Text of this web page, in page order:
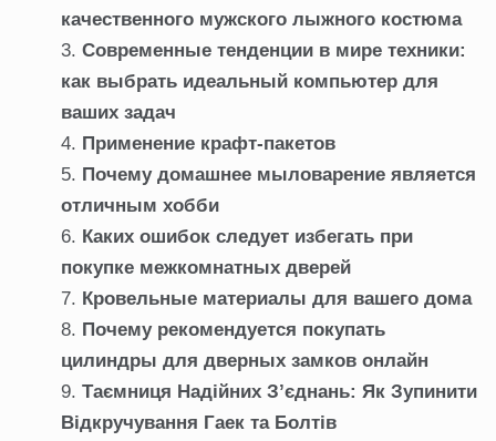
качественного мужского лыжного костюма
Современные тенденции в мире техники:
как выбрать идеальный компьютер для
ваших задач
Применение крафт-пакетов
Почему домашнее мыловарение является
отличным хобби
Каких ошибок следует избегать при
покупке межкомнатных дверей
Кровельные материалы для вашего дома
Почему рекомендуется покупать
цилиндры для дверных замков онлайн
Таємниця Надійних З’єднань: Як Зупинити
Відкручування Гаек та Болтів